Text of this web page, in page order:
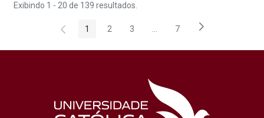
Exibindo 1 - 20 de 139 resultados.
Página
1 Página
2 Página
3 ...Páginas intermediárias Usar
Página
7